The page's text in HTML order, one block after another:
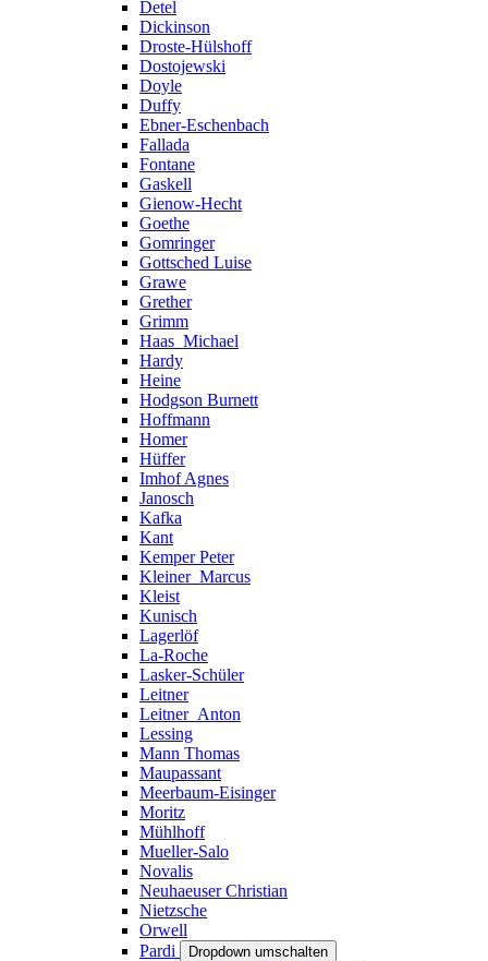
Detel
Dickinson
Droste-Hülshoff
Dostojewski
Doyle
Duffy
Ebner-Eschenbach
Fallada
Fontane
Gaskell
Gienow-Hecht
Goethe
Gomringer
Gottsched Luise
Grawe
Grether
Grimm
Haas_Michael
Hardy
Heine
Hodgson Burnett
Hoffmann
Homer
Hüffer
Imhof Agnes
Janosch
Kafka
Kant
Kemper Peter
Kleiner_Marcus
Kleist
Kunisch
Lagerlöf
La-Roche
Lasker-Schüler
Leitner
Leitner_Anton
Lessing
Mann Thomas
Maupassant
Meerbaum-Eisinger
Moritz
Mühlhoff
Mueller-Salo
Novalis
Neuhaeuser Christian
Nietzsche
Orwell
Pardi
Dropdown umschalten